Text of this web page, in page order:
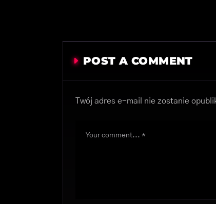
POST A COMMENT
Twój adres e-mail nie zostanie